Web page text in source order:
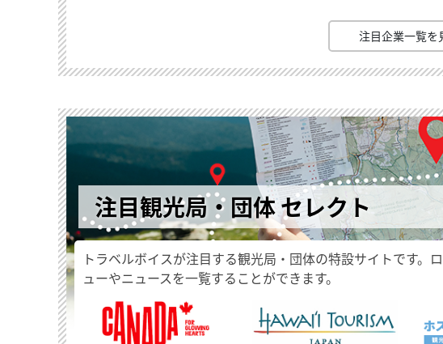
注目企業一覧を
注目観光局・団体 セレクト
トラベルボイスが注目する観光局・団体の特設サイトです。
ューやニュースを一覧することができます。